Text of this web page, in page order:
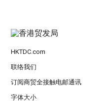
HKTDC.com
联络我们
订阅商贸全接触电邮通讯
字体大小